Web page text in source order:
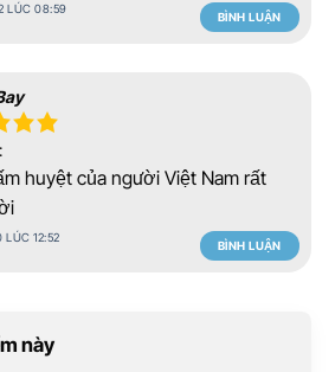
LÚC 08:59
BÌNH LUẬN
huyệt của người Việt Nam rất
LÚC 12:52
BÌNH LUẬN
này